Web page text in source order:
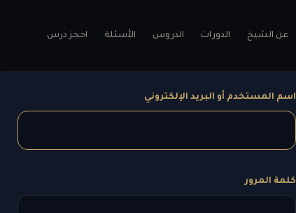
عن الشيخ الدورات الدروس الأسئلة احجز درس
اسم المستخدم أو البريد الإلكتروني
كلمة المرور